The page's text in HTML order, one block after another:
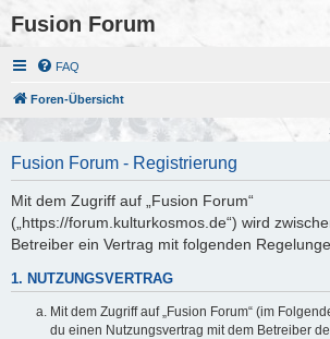
Fusion Forum
FAQ
Foren-Übersicht
Fusion Forum - Registrierung
Mit dem Zugriff auf „Fusion Forum“
(„https://forum.kulturkosmos.de“) wird
Betreiber ein Vertrag mit folgenden
1. NUTZUNGSVERTRAG
Mit dem Zugriff auf „Fusion Forum“ (im
du einen Nutzungsvertrag mit dem Betreiber